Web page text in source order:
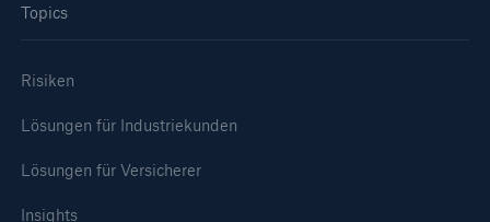
Topics
Risiken
Lösungen für Industriekunden
Lösungen für Versicherer
Insights
71.8%